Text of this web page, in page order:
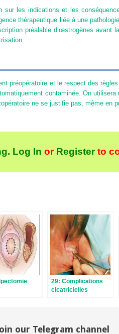
sur les indications et les
thérapeutique liée à une
préalable d’œstrogènes avant
préopératoire et le respect des
contaminée. On
ne se justifie pas, même en
Log In orRegisterto
29: Complications
cicatricielles
our Telegram channel